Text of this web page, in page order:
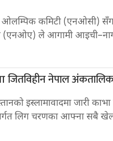
ओलम्पिक कमिटी (एनओसी)
ले आगामी
जितविहीन नेपाल
इस्लामावादमा जारी
लिग चरणका आफ्ना सबै